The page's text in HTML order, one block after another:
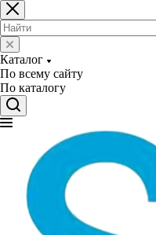
Каталог
По всему сайту
По каталогу